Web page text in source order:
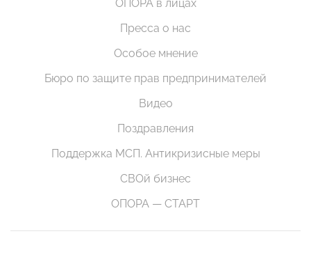
ОПОРА в лицах
Пресса о нас
Особое мнение
Бюро по защите прав предпринимателей
Видео
Поздравления
Поддержка МСП. Антикризисные меры
СВОй бизнес
ОПОРА — СТАРТ